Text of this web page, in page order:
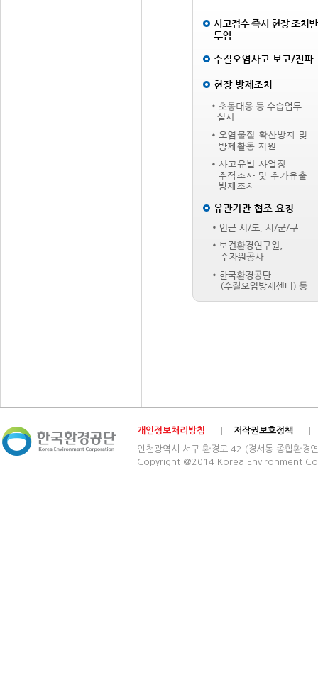
개인정보처리방침
저작권보호정책
인천광역시 서구 환경로 42 (경서동 종합
Copyright @2014 Korea Environment